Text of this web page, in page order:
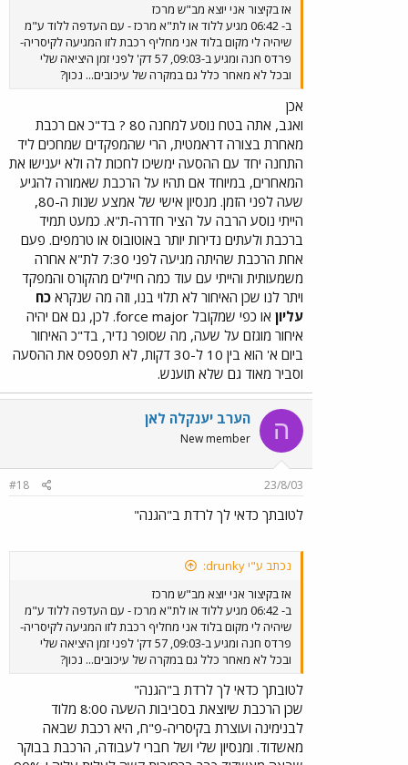
אז בקיצור אני יוצא מב"ש מרכז
ב- 06:42 מגיע ללוד או לת"א מרכז - עם העדפה ללוד ע"מ
שיהיה לי מקום בלוד אני מחליף רכבת לזו המגיעה לקיסריה-
פרדס חנה ומגיע ב-09:03, 57 דק' לפני זמן היציאה שלי
ובכל לא מאחר כלל גם במקרה של עיכובים... נכון?
אכן
ואגב, אתה בטח נוסע למחנה 80 ? בד"כ אם רכבת
מאחרת בצורה דראמטית, הרי שהמפקדים שמחכים ליד
התחנה יחד עם ההסעה ימשיכו לחכות לה ולא יענישו את
המאחרים, במיוחד אם תהיו על הרכבת שאמורה להגיע
שעה לפני הזמן. מנסיון אישי של אמצע שנות ה-80,
הייתי נוסע הרבה על הציר חדרה-ת"א. כמעט תמיד
ברכבת ולעתים נדירות יותר באוטובוס או טרמפים. פעם
אחת הרכבת שהיתה מגיעה לפני 7:30 לת"א אחרה
משמעותית והייתי עם עוד כמה חיילים מהקורס והמפקד
ויתר לנו שכן האיחור לא תלוי בנו, וזה מה שנקרא כח
עליון
או כפי שמקובל force major. לכן, גם אם יהיה
איחור מוגזם על שעה, מה שסופר נדיר, בד"כ האיחור
ביום א' הוא בין 10 ל-30 דקות, לא תפספס את ההסעה
וסביר מאוד גם שלא תוענש.
ה הערב יענקלה לאן
New member
23/8/03
#18
לטובתך כדאי לך לרדת ב"הגנה"
נכתב ע"י drunky:
אז בקיצור אני יוצא מב"ש מרכז
ב- 06:42 מגיע ללוד או לת"א מרכז - עם העדפה ללוד ע"מ
שיהיה לי מקום בלוד אני מחליף רכבת לזו המגיעה לקיסריה-
פרדס חנה ומגיע ב-09:03, 57 דק' לפני זמן היציאה שלי
ובכל לא מאחר כלל גם במקרה של עיכובים... נכון?
לטובתך כדאי לך לרדת ב"הגנה"
שכן הרכבת שיוצאת בסביבות השעה 8:00 מלוד
לבנימינה ועוצרת בקיסריה-פ"ח, היא רכבת שבאה
מאשדוד. ומנסיון שלי ושל חברי לעבודה, הרכבת בבוקר